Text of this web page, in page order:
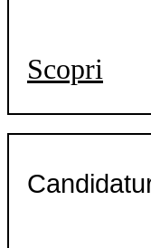
Scopri